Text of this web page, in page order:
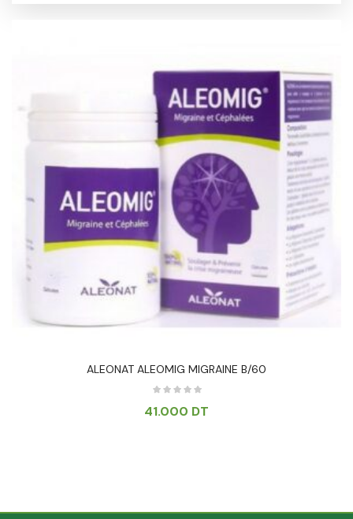
ALEONAT ALEOMIG MIGRAINE B/60
41.000 DT